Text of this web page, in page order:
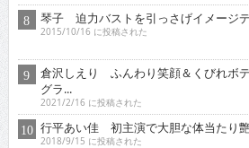
琴子 迫力バストを引っさげイメージ
2015/10/16 に投稿された
倉沢しえり ふんわり笑顔＆くびれボ
グラ...
2021/2/16 に投稿された
行平あい佳 初主演で大胆な体当たり
2018/9/15 に投稿された